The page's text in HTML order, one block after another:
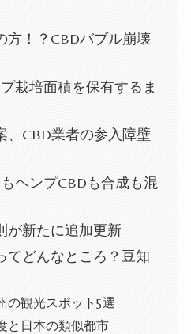
方！？CBDバブル崩壊
栽培面積を保有するま
、CBD業者の参入障壁
ヘンプCBDも合成も混
が新たに追加更新
てどんなところ？豆知
の観光スポット5選
と日本の類似都市